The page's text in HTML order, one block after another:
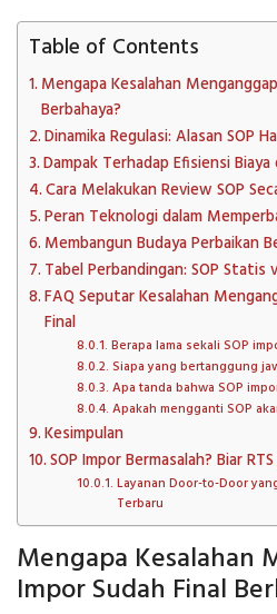
Table of Contents
Mengapa Kesalahan
Berbahaya?
Dinamika Regulasi: Alasan SOP
Dampak Terhadap Efisiensi
Cara Melakukan Review SOP
Peran Teknologi dalam
Membangun Budaya Perbaikan
Tabel Perbandingan: SOP Statis
FAQ Seputar Kesalahan
Final
Berapa lama sekali SOP
Siapa yang bertanggung
Apa tanda bahwa SOP
Apakah mengganti SOP
Kesimpulan
SOP Impor Bermasalah? Biar
Layanan Door-to-Door
Terbaru
Mengapa Kesalahan
Impor Sudah Final